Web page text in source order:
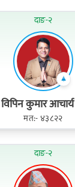
दाङ-२
विपिन कुमार आचार्य
मत:- ४३८२२
दाङ-२